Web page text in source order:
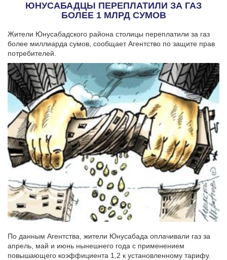
ЮНУСАБАДЦЫ ПЕРЕПЛАТИЛИ ЗА ГАЗ
БОЛЕЕ 1 МЛРД СУМОВ
Жители Юнусабадского района столицы переплатили за газ
более миллиарда сумов, сообщает Агентство по защите прав
потребителей.
По данным Агентства, жители Юнусабада оплачивали газ за
апрель, май и июнь нынешнего года с применением
повышающего коэффициента 1,2 к установленному тарифу.